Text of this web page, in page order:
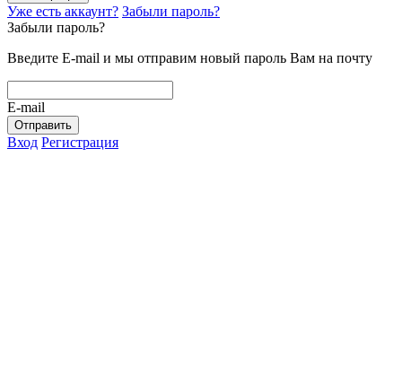
Уже есть аккаунт? Забыли пароль?
Забыли пароль?
Введите E-mail и мы отправим новый пароль Вам на почту
E-mail
Отправить
Вход Регистрация